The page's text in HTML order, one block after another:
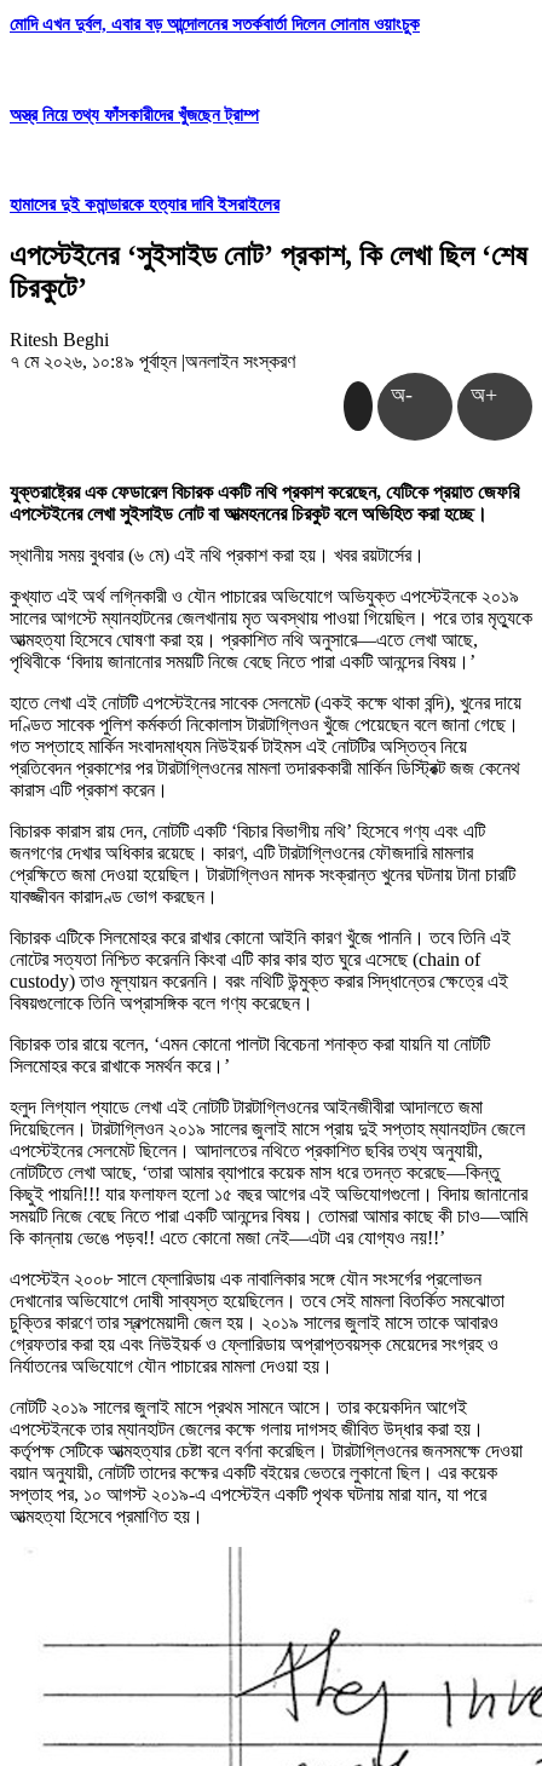
মোদি এখন দুর্বল, এবার বড় আন্দোলনের সতর্কবার্তা দিলেন সোনাম ওয়াংচুক
অস্ত্র নিয়ে তথ্য ফাঁসকারীদের খুঁজছেন ট্রাম্প
হামাসের দুই কমান্ডারকে হত্যার দাবি ইসরাইলের
এপস্টেইনের ‘সুইসাইড নোট’ প্রকাশ, কি লেখা ছিল ‘শেষ
চিরকুটে’
Ritesh Beghi
৭ মে ২০২৬, ১০:৪৯ পূর্বাহ্ন |অনলাইন সংস্করণ
অ- অ+
যুক্তরাষ্ট্রের এক ফেডারেল বিচারক একটি নথি প্রকাশ করেছেন, যেটিকে প্রয়াত জেফরি
এপস্টেইনের লেখা সুইসাইড নোট বা আত্মহননের চিরকুট বলে অভিহিত করা হচ্ছে।
স্থানীয় সময় বুধবার (৬ মে) এই নথি প্রকাশ করা হয়। খবর রয়টার্সের।
কুখ্যাত এই অর্থ লগ্নিকারী ও যৌন পাচারের অভিযোগে অভিযুক্ত এপস্টেইনকে ২০১৯
সালের আগস্টে ম্যানহাটনের জেলখানায় মৃত অবস্থায় পাওয়া গিয়েছিল। পরে তার মৃত্যুকে
আত্মহত্যা হিসেবে ঘোষণা করা হয়। প্রকাশিত নথি অনুসারে—এতে লেখা আছে,
পৃথিবীকে ‘বিদায় জানানোর সময়টি নিজে বেছে নিতে পারা একটি আনন্দের বিষয়।’
হাতে লেখা এই নোটটি এপস্টেইনের সাবেক সেলমেট (একই কক্ষে থাকা বন্দি), খুনের দায়ে
দণ্ডিত সাবেক পুলিশ কর্মকর্তা নিকোলাস টারটাগ্লিওন খুঁজে পেয়েছেন বলে জানা গেছে।
গত সপ্তাহে মার্কিন সংবাদমাধ্যম নিউইয়র্ক টাইমস এই নোটটির অস্তিত্ব নিয়ে
প্রতিবেদন প্রকাশের পর টারটাগ্লিওনের মামলা তদারককারী মার্কিন ডিস্ট্রিক্ট জজ কেনেথ
কারাস এটি প্রকাশ করেন।
বিচারক কারাস রায় দেন, নোটটি একটি ‘বিচার বিভাগীয় নথি’ হিসেবে গণ্য এবং এটি
জনগণের দেখার অধিকার রয়েছে। কারণ, এটি টারটাগ্লিওনের ফৌজদারি মামলার
প্রেক্ষিতে জমা দেওয়া হয়েছিল। টারটাগ্লিওন মাদক সংক্রান্ত খুনের ঘটনায় টানা চারটি
যাবজ্জীবন কারাদণ্ড ভোগ করছেন।
বিচারক এটিকে সিলমোহর করে রাখার কোনো আইনি কারণ খুঁজে পাননি। তবে তিনি এই
নোটের সত্যতা নিশ্চিত করেননি কিংবা এটি কার কার হাত ঘুরে এসেছে (chain of
custody) তাও মূল্যায়ন করেননি। বরং নথিটি উন্মুক্ত করার সিদ্ধান্তের ক্ষেত্রে এই
বিষয়গুলোকে তিনি অপ্রাসঙ্গিক বলে গণ্য করেছেন।
বিচারক তার রায়ে বলেন, ‘এমন কোনো পালটা বিবেচনা শনাক্ত করা যায়নি যা নোটটি
সিলমোহর করে রাখাকে সমর্থন করে।’
হলুদ লিগ্যাল প্যাডে লেখা এই নোটটি টারটাগ্লিওনের আইনজীবীরা আদালতে জমা
দিয়েছিলেন। টারটাগ্লিওন ২০১৯ সালের জুলাই মাসে প্রায় দুই সপ্তাহ ম্যানহাটন জেলে
এপস্টেইনের সেলমেট ছিলেন। আদালতের নথিতে প্রকাশিত ছবির তথ্য অনুযায়ী,
নোটটিতে লেখা আছে, ‘তারা আমার ব্যাপারে কয়েক মাস ধরে তদন্ত করেছে—কিন্তু
কিছুই পায়নি!!! যার ফলাফল হলো ১৫ বছর আগের এই অভিযোগগুলো। বিদায় জানানোর
সময়টি নিজে বেছে নিতে পারা একটি আনন্দের বিষয়। তোমরা আমার কাছে কী চাও—আমি
কি কান্নায় ভেঙে পড়ব!! এতে কোনো মজা নেই—এটা এর যোগ্যও নয়!!’
এপস্টেইন ২০০৮ সালে ফ্লোরিডায় এক নাবালিকার সঙ্গে যৌন সংসর্গের প্রলোভন
দেখানোর অভিযোগে দোষী সাব্যস্ত হয়েছিলেন। তবে সেই মামলা বিতর্কিত সমঝোতা
চুক্তির কারণে তার স্বল্পমেয়াদী জেল হয়। ২০১৯ সালের জুলাই মাসে তাকে আবারও
গ্রেফতার করা হয় এবং নিউইয়র্ক ও ফ্লোরিডায় অপ্রাপ্তবয়স্ক মেয়েদের সংগ্রহ ও
নির্যাতনের অভিযোগে যৌন পাচারের মামলা দেওয়া হয়।
নোটটি ২০১৯ সালের জুলাই মাসে প্রথম সামনে আসে। তার কয়েকদিন আগেই
এপস্টেইনকে তার ম্যানহাটন জেলের কক্ষে গলায় দাগসহ জীবিত উদ্ধার করা হয়।
কর্তৃপক্ষ সেটিকে আত্মহত্যার চেষ্টা বলে বর্ণনা করেছিল। টারটাগ্লিওনের জনসমক্ষে দেওয়া
বয়ান অনুযায়ী, নোটটি তাদের কক্ষের একটি বইয়ের ভেতরে লুকানো ছিল। এর কয়েক
সপ্তাহ পর, ১০ আগস্ট ২০১৯-এ এপস্টেইন একটি পৃথক ঘটনায় মারা যান, যা পরে
আত্মহত্যা হিসেবে প্রমাণিত হয়।